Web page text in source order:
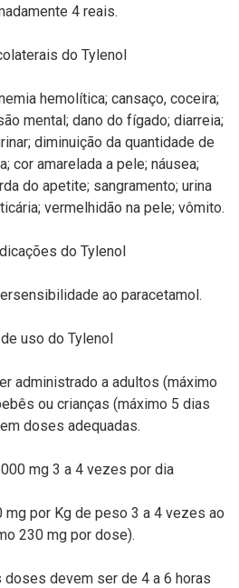
4 reais.
do Tylenol
hemolítica; cansaço, coceira;
mental; dano do fígado; diarreia;
diminuição da quantidade de
cor amarelada a pele; náusea;
do apetite; sangramento; urina
vermelhidão na pele; vômito.
do Tylenol
ao paracetamol.
uso do Tylenol
administrado a adultos (máximo
ou crianças (máximo 5 dias
doses adequadas.
mg 3 a 4 vezes por dia
mg por Kg de peso 3 a 4 vezes ao
230 mg por dose).
devem ser de 4 a 6 horas